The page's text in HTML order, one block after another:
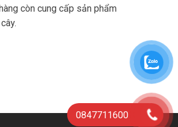
còn cung cấp sản phẩm
0847711600